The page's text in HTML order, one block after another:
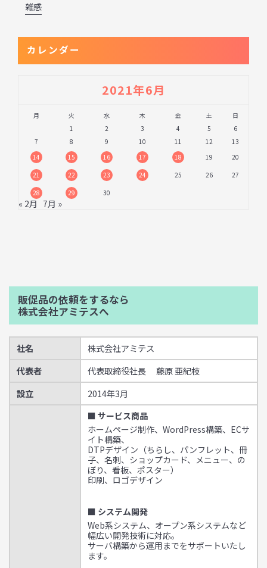
雑感
カレンダー
2021年6月
月 火 水 木 金 土
日
1
2 3 4 5
6
7
8 9 10 11 12
13
14
15 16 17 18 19
20
21
22 23 24 25 26
27
28
29 30
« 2月 7月 »
販促品の依頼をするなら
株式会社アミテスへ
社名
株式会社アミテス
代表者
代表取締役社長 藤原 亜紀枝
設立
2014年3月
■ サービス商品
ホームページ制作、WordPress構築、ECサ
イト構築、
DTPデザイン（ちらし、パンフレット、冊
子、名刺、ショップカード、メニュー、の
ぼり、看板、ポスター）
印刷、ロゴデザイン
■ システム開発
Web系システム、オープン系システムなど
幅広い開発技術に対応。
サーバ構築から運用までをサポートいたし
ます。